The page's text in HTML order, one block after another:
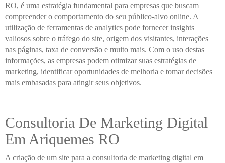
RO, é uma estratégia fundamental para empresas que buscam
compreender o comportamento do seu público-alvo online. A
utilização de ferramentas de analytics pode fornecer insights
valiosos sobre o tráfego do site, origem dos visitantes, interações
nas páginas, taxa de conversão e muito mais. Com o uso destas
informações, as empresas podem otimizar suas estratégias de
marketing, identificar oportunidades de melhoria e tomar decisões
mais embasadas para atingir seus objetivos.
Consultoria De Marketing Digital
Em Ariquemes RO
A criação de um site para a consultoria de marketing digital em